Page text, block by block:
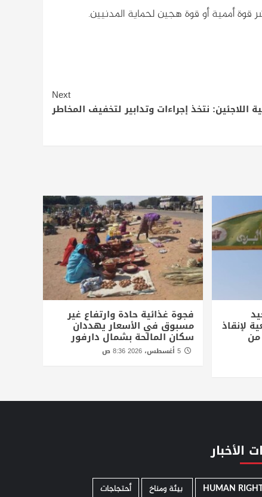
أممية أو قوة هجين لحماية المدنيين.
Next
اللاجئين: نتخذ إجراءات وتدابير لتخفيف المخاطر
لإنقاذ
فجوة غذائية حادة وارتفاع غير
مسبوق في الأسعار يهددان
سكان المالحة بشمال دارفور
5 أغسطس، 2026 8:36 ص
الأخبار
HUMAN ­ بيئة ومناخ
أحتجاجات